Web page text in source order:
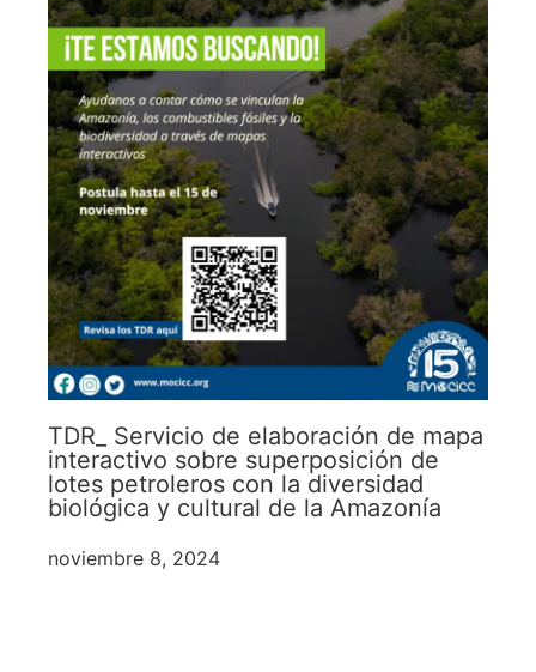
TDR_ Servicio de elaboración de mapa
interactivo sobre superposición de
lotes petroleros con la diversidad
biológica y cultural de la Amazonía
noviembre 8, 2024